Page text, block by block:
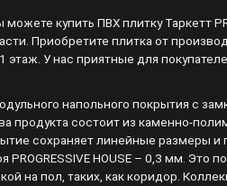
купить ПВХ плитку Таркетт
Приобретите плитка от
этаж. У нас приятные для
напольного покрытия с
состоит из каменно-
сохраняет линейные размеры
HOUSE – 0,3 мм. Это
на пол, таких, как коридор.